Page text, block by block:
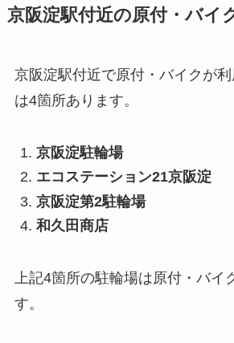
京阪淀駅付近の原付・バイ
京阪淀駅付近で原付・バイクが
は4箇所あります。
京阪淀駐輪場
エコステーション21京阪淀
京阪淀第2駐輪場
和久田商店
上記4箇所の駐輪場は原付・バイ
す。